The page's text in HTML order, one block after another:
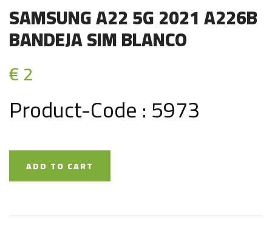
SAMSUNG A22 5G 2021 A226B
BANDEJA SIM BLANCO
€ 2
Product-Code : 5973
ADD TO CART